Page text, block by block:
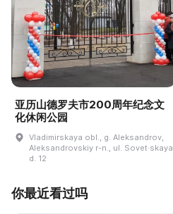
亚历山德罗夫市200周年纪念文
化休闲公园
Vladimirskaya obl., g. Aleksandrov,
Aleksandrovskiy r-n., ul. Sovet·skaya,
d. 12
你最近看过吗